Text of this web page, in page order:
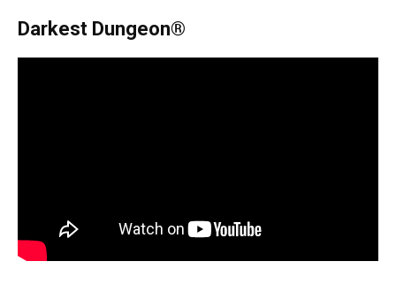
Darkest Dungeon®